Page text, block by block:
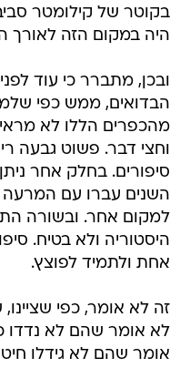
בקוטר של קילומטר
היה במקום הזה לאורך
ובכן, מתברר כי עוד
הבדואים, ממש כפי
מהכפרים הללו לא
וחצי דבר. פשוט גבעה
סיפורים. בחלק אחר
השנים עברו עם
למקום אחר. ובשורה
היסטוריה ולא בטיח.
אחת ולתמיד לפוצץ.
זה לא אומר, כפי
לא אומר שהם לא נדדו
אומר שהם לא גידלו